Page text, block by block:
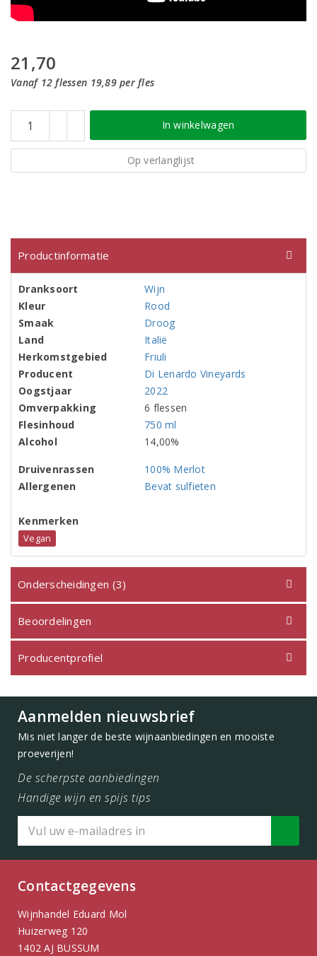
21,70
Vanaf 12 flessen 19,89 per fles
In winkelwagen
Op verlanglijst
Productinformatie
Dranksoort
Wijn
Kleur
Rood
Smaak
Droog
Land
Italië
Herkomstgebied
Friuli
Producent
Di Lenardo Vineyards
Oogstjaar
2022
Omverpakking
6 flessen
Flesinhoud
750 ml
Alcohol
14,00%
Druivenrassen
100% Merlot
Allergenen
Bevat sulfieten
Kenmerken
Vegan
Onderscheidingen (3)
Beoordelingen
Producentprofiel
Aanmelden nieuwsbrief
Mis niet langer de beste wijnaanbiedingen en mooiste
proeverijen!
De scherpste aanbiedingen
Handige wijn en spijs tips
Contactgegevens
Wijnhandel Eduard Mol
Huizerweg 120
1402 AJ BUSSUM